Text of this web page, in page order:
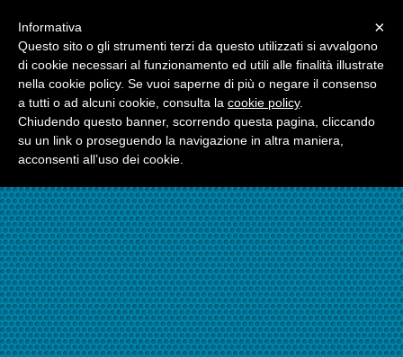
☎324.7403485
×
Informativa
Questo sito o gli strumenti terzi da questo utilizzati si avvalgono
di cookie necessari al funzionamento ed utili alle finalità illustrate
nella cookie policy. Se vuoi saperne di più o negare il consenso
a tutti o ad alcuni cookie, consulta la cookie policy.
Chiudendo questo banner, scorrendo questa pagina, cliccando
su un link o proseguendo la navigazione in altra maniera,
acconsenti all’uso dei cookie.